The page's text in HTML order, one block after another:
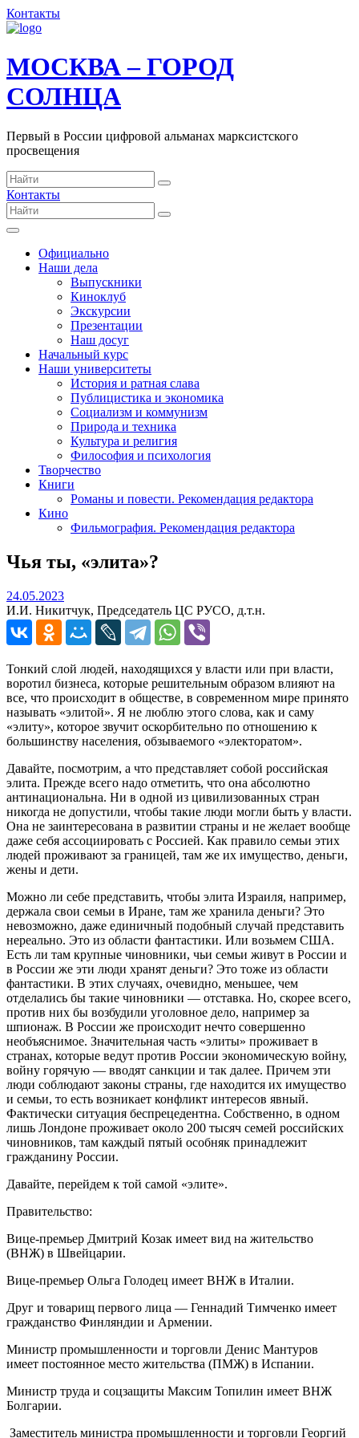
Контакты
МОСКВА – ГОРОД
СОЛНЦА
Первый в России цифровой альманах марксистского
просвещения
Контакты
Официально
Наши дела
Выпускники
Киноклуб
Экскурсии
Презентации
Наш досуг
Начальный курс
Наши университеты
История и ратная слава
Публицистика и экономика
Социализм и коммунизм
Природа и техника
Культура и религия
Философия и психология
Творчество
Книги
Романы и повести. Рекомендация редактора
Кино
Фильмография. Рекомендация редактора
Чья ты, «элита»?
24.05.202324.05.2023
И.И. Никитчук, Председатель ЦС РУСО, д.т.н.
Тонкий слой людей, находящихся у власти или при власти,
воротил бизнеса, которые решительным образом влияют на
все, что происходит в обществе, в современном мире принято
называть «элитой». Я не люблю этого слова, как и саму
«элиту», которое звучит оскорбительно по отношению к
большинству населения, обзываемого «электоратом».
Давайте, посмотрим, а что представляет собой российская
элита. Прежде всего надо отметить, что она абсолютно
антинациональна. Ни в одной из цивилизованных стран
никогда не допустили, чтобы такие люди могли быть у власти.
Она не заинтересована в развитии страны и не желает вообще
даже себя ассоциировать с Россией. Как правило семьи этих
людей проживают за границей, там же их имущество, деньги,
жены и дети.
Можно ли себе представить, чтобы элита Израиля, например,
держала свои семьи в Иране, там же хранила деньги? Это
невозможно, даже единичный подобный случай представить
нереально. Это из области фантастики. Или возьмем США.
Есть ли там крупные чиновники, чьи семьи живут в России и
в России же эти люди хранят деньги? Это тоже из области
фантастики. В этих случаях, очевидно, меньшее, чем
отделались бы такие чиновники — отставка. Но, скорее всего,
против них бы возбудили уголовное дело, например за
шпионаж. В России же происходит нечто совершенно
необъяснимое. Значительная часть «элиты» проживает в
странах, которые ведут против России экономическую войну,
войну горячую — вводят санкции и так далее. Причем эти
люди соблюдают законы страны, где находится их имущество
и семьи, то есть возникает конфликт интересов явный.
Фактически ситуация беспрецедентна. Собственно, в одном
лишь Лондоне проживает около 200 тысяч семей российских
чиновников, там каждый пятый особняк принадлежит
гражданину России.
Давайте, перейдем к той самой «элите».
Правительство:
Вице-премьер Дмитрий Козак имеет вид на жительство
(ВНЖ) в Швейцарии.
Вице-премьер Ольга Голодец имеет ВНЖ в Италии.
Друг и товарищ первого лица — Геннадий Тимченко имеет
гражданство Финляндии и Армении.
Министр промышленности и торговли Денис Мантуров
имеет постоянное место жительства (ПМЖ) в Испании.
Министр труда и соцзащиты Максим Топилин имеет ВНЖ
Болгарии.
Заместитель министра промышленности и торговли Георгий